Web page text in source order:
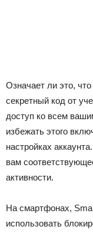
Означает ли это,
секретный код от
доступ ко всем
избежать этого
настройках
вам
активности.
На смартфонах,
использовать